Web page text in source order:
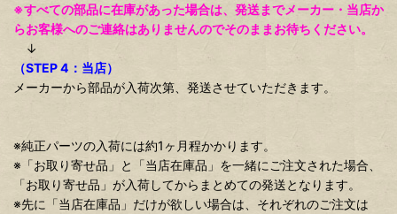
※すべての部品に在庫があった場合は、発送までメーカー・当店か
らお客様へのご連絡はありませんのでそのままお待ちください。
↓
（STEP 4：当店）
メーカーから部品が入荷次第、発送させていただきます。
※純正パーツの入荷には約1ヶ月程かかります。
※「お取り寄せ品」と「当店在庫品」を一緒にご注文された場合、
「お取り寄せ品」が入荷してからまとめての発送となります。
※先に「当店在庫品」だけが欲しい場合は、それぞれのご注文は